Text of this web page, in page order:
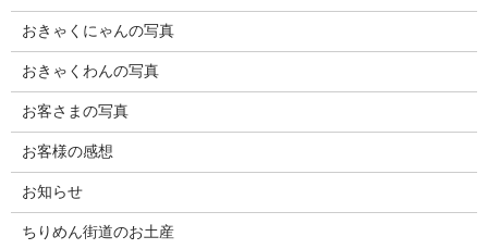
おきゃくにゃんの写真
おきゃくわんの写真
お客さまの写真
お客様の感想
お知らせ
ちりめん街道のお土産